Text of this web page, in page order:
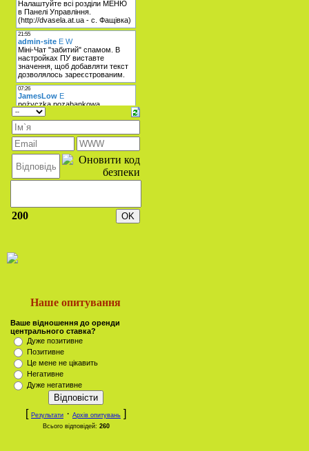
200
Наше опитування
Ваше відношення до оренди
центрального ставка?
Дуже позитивне
Позитивне
Це мене не цікавить
Негативне
Дуже негативне
[ Результати · Архів опитувань ]
Всього відповідей: 260